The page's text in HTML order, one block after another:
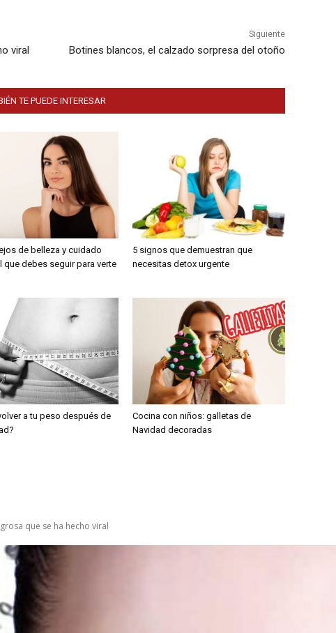
viral
Siguiente
Botines blancos, el calzado sorpresa del otoño
TE PUEDE INTERESAR
de belleza y cuidado
que debes seguir para verte
5 signos que demuestran que
necesitas detox urgente
a tu peso después de
Cocina con niños: galletas de
Navidad decoradas